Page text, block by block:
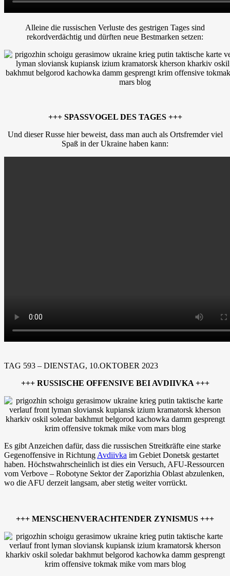
Alleine die russischen Verluste des gestrigen Tages sind
rekordverdächtig und dürften neue Bestmarken setzen:
+++ SPASSVOGEL DES TAGES +++
Und dieser Russe hier beweist, dass man auch als Ortsfremder viel
Spaß in der Ukraine haben kann:
TAG 593 – DIENSTAG, 10.OKTOBER 2023
+++ RUSSISCHE OFFENSIVE BEI AVDIIVKA +++
Es gibt Anzeichen dafür, dass die russischen Streitkräfte eine starke
Gegenoffensive in Richtung Avdiivka im Gebiet Donetsk gestartet
haben. Höchstwahrscheinlich ist dies ein Versuch, AFU-Ressourcen
vom Verbove – Robotyne Sektor der Zaporizhia Oblast abzulenken,
wo die AFU derzeit langsam, aber stetig weiter vorrückt.
+++ MENSCHENVERACHTENDER ZYNISMUS +++